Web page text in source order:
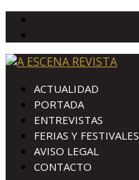
ACTUALIDAD
PORTADA
ENTREVISTAS
FERIAS Y FESTIVALES
AVISO LEGAL
CONTACTO